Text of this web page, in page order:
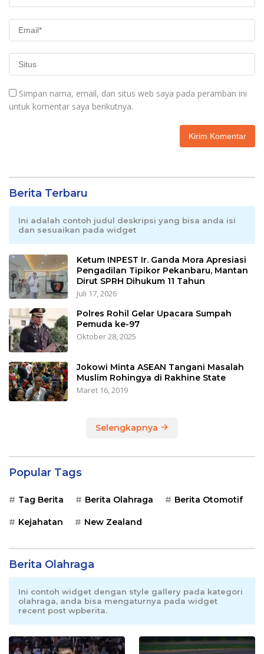
Simpan nama, email, dan situs web saya pada peramban ini
untuk komentar saya berikutnya.
Berita Terbaru
Ini adalah contoh judul deskripsi yang bisa anda isi
dan sesuaikan pada widget
Ketum INPEST Ir. Ganda Mora Apresiasi
Pengadilan Tipikor Pekanbaru, Mantan
Dirut SPRH Dihukum 11 Tahun
Juli 17, 2026
Polres Rohil Gelar Upacara Sumpah
Pemuda ke-97
Oktober 28, 2025
Jokowi Minta ASEAN Tangani Masalah
Muslim Rohingya di Rakhine State
Maret 16, 2019
Selengkapnya
Popular Tags
Tag Berita Berita Olahraga Berita Otomotif
Kejahatan New Zealand
Berita Olahraga
Ini contoh widget dengan style gallery pada kategori
olahraga, anda bisa mengaturnya pada widget
recent post wpberita.